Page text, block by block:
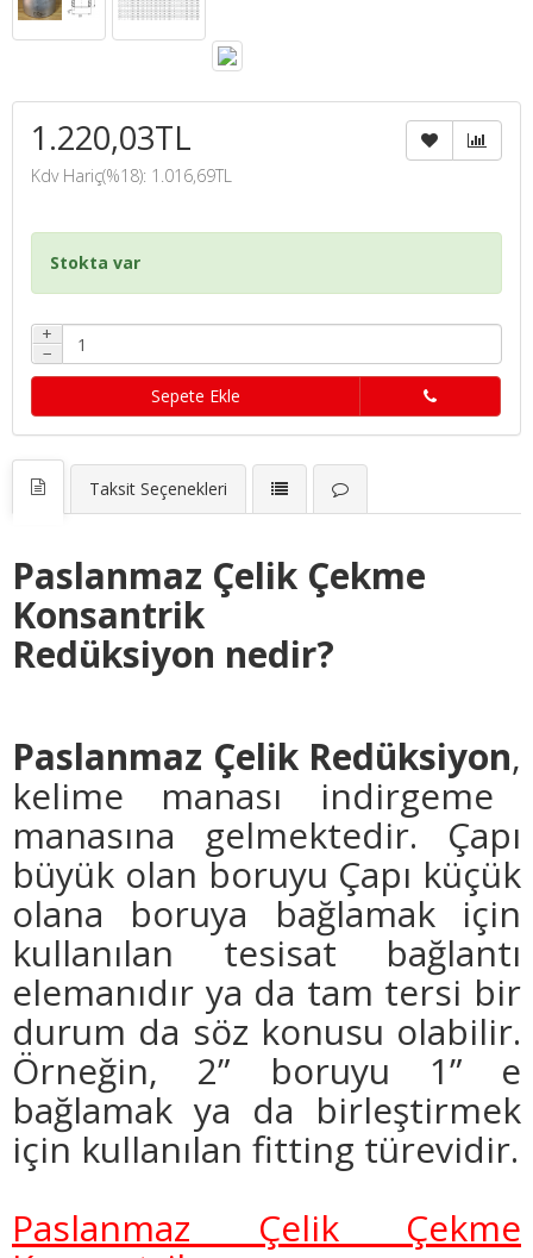
1.220,03TL
Kdv Hariç(%18): 1.016,69TL
Stokta var
+
−
Sepete Ekle
Taksit Seçenekleri
Paslanmaz Çelik Çekme
Konsantrik
Redüksiyon nedir?
Paslanmaz Çelik Redüksiyon,
kelime manası indirgeme
manasına gelmektedir. Çapı
büyük olan boruyu Çapı küçük
olana boruya bağlamak için
kullanılan tesisat bağlantı
elemanıdır ya da tam tersi bir
durum da söz konusu olabilir.
Örneğin, 2” boruyu 1” e
bağlamak ya da birleştirmek
için kullanılan fitting türevidir.
Paslanmaz Çelik Çekme